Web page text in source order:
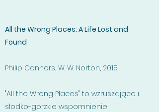
All the Wrong Places: A Life Lost and
Found
Philip Connors, W. W. Norton, 2015.
"All the Wrong Places" to wzruszające i
słodko-gorzkie wspomnienie